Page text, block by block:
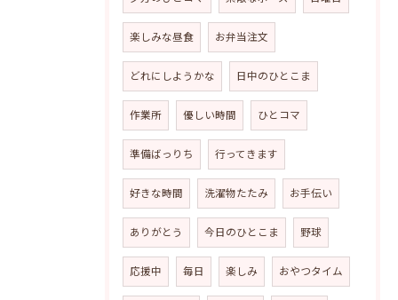
楽しみな昼食 お弁当注文
どれにしようかな 日中のひとこま
作業所 優しい時間 ひとコマ
準備ばっりち 行ってきます
好きな時間 洗濯物たたみ お手伝い
ありがとう 今日のひとこま 野球
応援中 毎日 楽しみ おやつタイム